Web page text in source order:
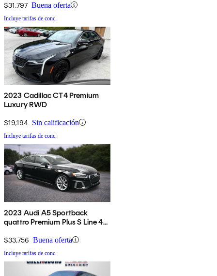
$31,797 Buena oferta
Incluye tarifas de conc.
2023 Cadillac CT4 Premium
Luxury RWD
$19,194 Sin calificación
Incluye tarifas de conc.
2023 Audi A5 Sportback
quattro Premium Plus S Line 45
$33,756 Buena oferta
Incluye tarifas de conc.